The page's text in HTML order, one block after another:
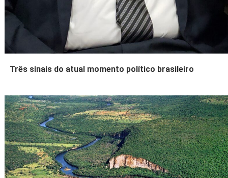
Três sinais do atual momento político brasileiro